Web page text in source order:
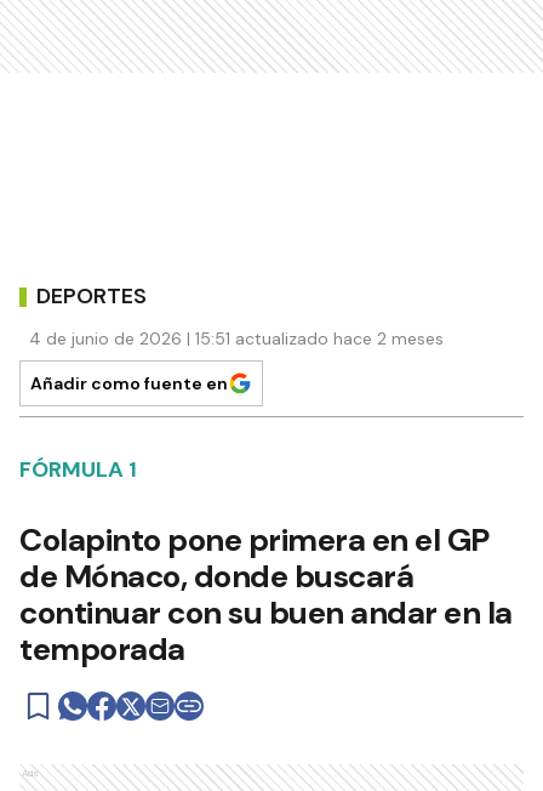
DEPORTES
4 de junio de 2026 | 15:51 actualizado hace 2 meses
Añadir como fuente en
FÓRMULA 1
Colapinto pone primera en el GP
de Mónaco, donde buscará
continuar con su buen andar en la
temporada
Ads